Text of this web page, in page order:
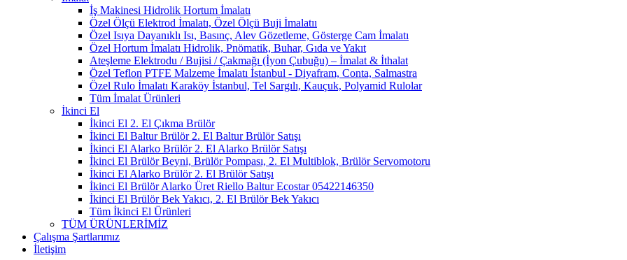
İş Makinesi Hidrolik Hortum İmalatı
Özel Ölçü Elektrod İmalatı, Özel Ölçü Buji İmalatıı
Özel Isıya Dayanıklı Isı, Basınç, Alev Gözetleme, Gösterge Cam İmalatı
Özel Hortum İmalatı Hidrolik, Pnömatik, Buhar, Gıda ve Yakıt
Ateşleme Elektrodu / Bujisi / Çakmağı (İyon Çubuğu) – İmalat & İthalat
Özel Teflon PTFE Malzeme İmalatı İstanbul - Diyafram, Conta, Salmastra
Özel Rulo İmalatı Karaköy İstanbul, Tel Sargılı, Kauçuk, Polyamid Rulolar
Tüm İmalat Ürünleri
İkinci El
İkinci El 2. El Çıkma Brülör
İkinci El Baltur Brülör 2. El Baltur Brülör Satışı
İkinci El Alarko Brülör 2. El Alarko Brülör Satışı
İkinci El Brülör Beyni, Brülör Pompası, 2. El Multiblok, Brülör Servomotoru
İkinci El Alarko Brülör 2. El Brülör Satışı
İkinci El Brülör Alarko Üret Riello Baltur Ecostar 05422146350
İkinci El Brülör Bek Yakıcı, 2. El Brülör Bek Yakıcı
Tüm İkinci El Ürünleri
TÜM ÜRÜNLERİMİZ
Çalışma Şartlarımız
İletişim